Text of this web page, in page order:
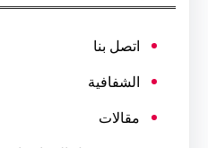
اتصل بنا
الشفافية
مقالات